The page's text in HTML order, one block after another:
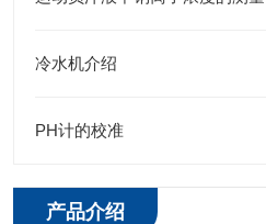
冷水机介绍
PH计的校准
产品介绍